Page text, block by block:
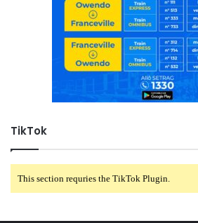
TikTok
This section requries the TikTok Plugin.